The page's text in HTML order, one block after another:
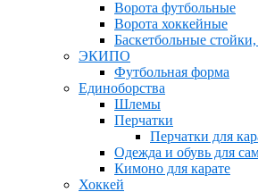
Ворота футбольные
Ворота хоккейные
Баскетбольные
ЭКИПО
Футбольная форма
Единоборства
Шлемы
Перчатки
Перчатки для
Одежда и обувь для
Кимоно для карате
Хоккей